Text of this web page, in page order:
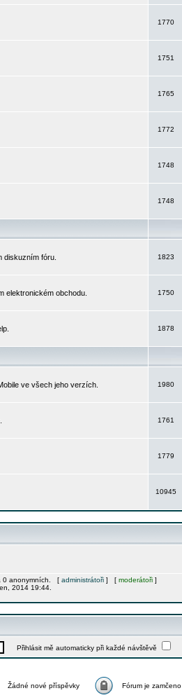
1770
1751
1765
1772
1748
1748
diskuzním fóru.
1823
elektronickém obchodu.
1750
1878
ve všech jeho verzích.
1980
1761
1779
10945
0 anonymních. [ administrátoři ] [ moderátoři ]
2014 19:44.
Přihlásit mě automaticky při každé návštěvě
Žádné nové příspěvky Fórum je zamčeno